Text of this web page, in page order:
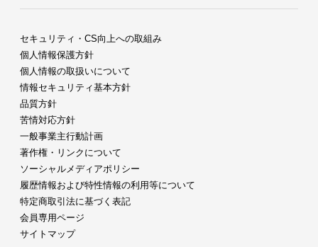
セキュリティ・CS向上への取組み
個人情報保護方針
個人情報の取扱いについて
情報セキュリティ基本方針
品質方針
苦情対応方針
一般事業主行動計画
著作権・リンクについて
ソーシャルメディアポリシー
履歴情報および特性情報の利用等について
特定商取引法に基づく表記
会員専用ページ
サイトマップ